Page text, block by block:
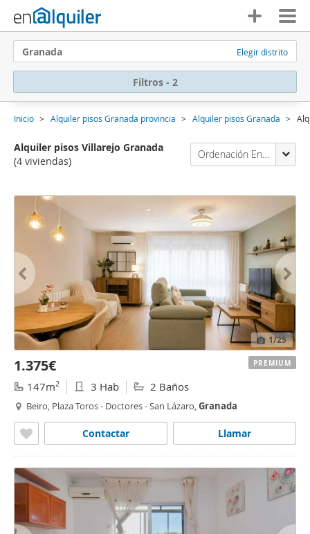
Granada Elegir distrito
Filtros - 2
Inicio Alquiler pisos Granada provincia Alquiler pisos Granada
Alquiler pisos Villarejo Granada
(4 viviendas)
Ordenación Enalquiler
1/25
1.375€
147m2 3 Hab 2 Baños
Beiro, Plaza Toros - Doctores - San Lázaro,Granada
Llamar
Contactar
PREMIUM